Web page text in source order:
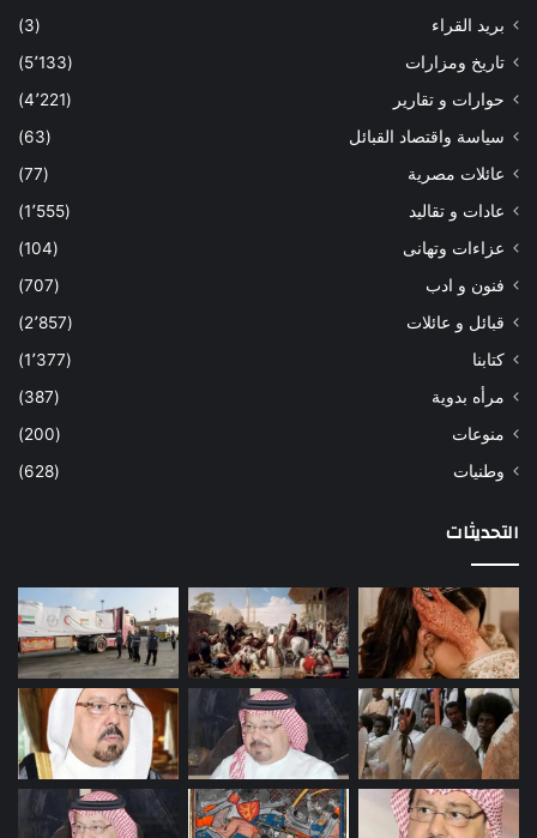
بريد القراء
(3)
تاريخ ومزارات
(5٬133)
حوارات و تقارير
(4٬221)
سياسة واقتصاد القبائل
(63)
عائلات مصرية
(77)
عادات و تقاليد
(1٬555)
عزاءات وتهانى
(104)
فنون و ادب
(707)
قبائل و عائلات
(2٬857)
كتابنا
(1٬377)
مرأه بدوية
(387)
منوعات
(200)
وطنيات
(628)
التحديثات